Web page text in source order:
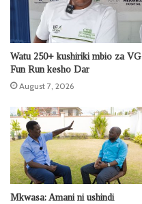
Watu 250+ kushiriki mbio za VG
Fun Run kesho Dar
August 7, 2026
Mkwasa: Amani ni ushindi